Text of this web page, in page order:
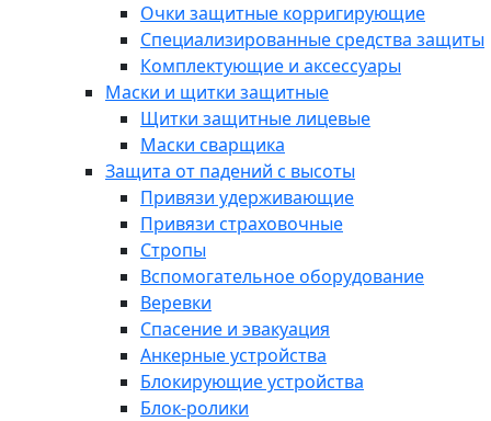
Очки защитные корригирующие
Специализированные средства защиты
Комплектующие и аксессуары
Маски и щитки защитные
Щитки защитные лицевые
Маски сварщика
Защита от падений с высоты
Привязи удерживающие
Привязи страховочные
Стропы
Вспомогательное оборудование
Веревки
Спасение и эвакуация
Анкерные устройства
Блокирующие устройства
Блок-ролики